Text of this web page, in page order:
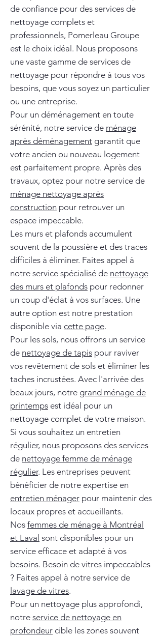
de confiance pour des services de
nettoyage complets et
professionnels, Pomerleau Groupe
est le choix idéal. Nous proposons
une vaste gamme de services de
nettoyage pour répondre à tous vos
besoins, que vous soyez un particulier
ou une entreprise.
Pour un déménagement en toute
sérénité, notre service de ménage
après déménagement garantit que
votre ancien ou nouveau logement
est parfaitement propre. Après des
travaux, optez pour notre service de
ménage nettoyage après
construction pour retrouver un
espace impeccable.
Les murs et plafonds accumulent
souvent de la poussière et des traces
difficiles à éliminer. Faites appel à
notre service spécialisé de nettoyage
des murs et plafonds pour redonner
un coup d'éclat à vos surfaces. Une
autre option est notre prestation
disponible via cette page.
Pour les sols, nous offrons un service
de nettoyage de tapis pour raviver
vos revêtement de sols et éliminer les
taches incrustées. Avec l'arrivée des
beaux jours, notre grand ménage de
printemps est idéal pour un
nettoyage complet de votre maison.
Si vous souhaitez un entretien
régulier, nous proposons des services
de nettoyage femme de ménage
régulier. Les entreprises peuvent
bénéficier de notre expertise en
entretien ménager pour maintenir des
locaux propres et accueillants.
Nos femmes de ménage à Montréal
et Laval sont disponibles pour un
service efficace et adapté à vos
besoins. Besoin de vitres impeccables
? Faites appel à notre service de
lavage de vitres.
Pour un nettoyage plus approfondi,
notre service de nettoyage en
profondeur cible les zones souvent